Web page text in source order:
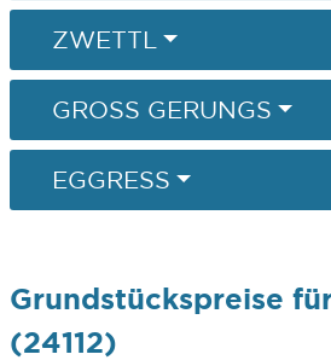
ZWETTL
GROSS GERUNGS
EGGRESS
Grundstückspreise
(24112)